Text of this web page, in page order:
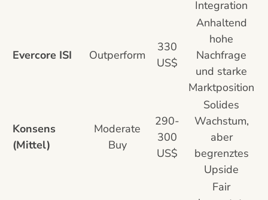
Integration
Evercore ISI Outperform
330
US$
Anhaltend
hohe
Nachfrage
und starke
Marktposition
Konsens
(Mittel)
Moderate
Buy
290-
300
US$
Solides
Wachstum,
aber
begrenztes
Upside
Fair